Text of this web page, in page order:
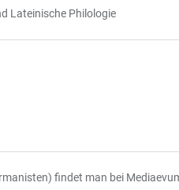
Lateinische Philologie
findet man bei